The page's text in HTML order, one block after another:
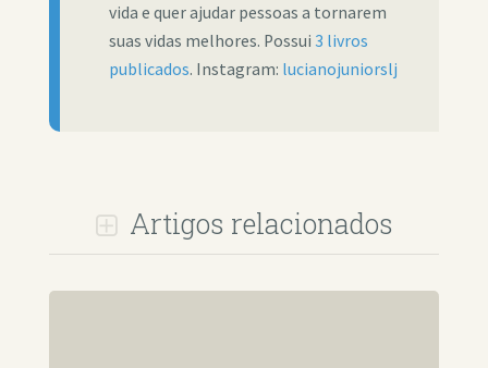
vida e quer ajudar pessoas a tornarem
suas vidas melhores. Possui 3 livros
publicados. Instagram: lucianojuniorslj
Artigos relacionados